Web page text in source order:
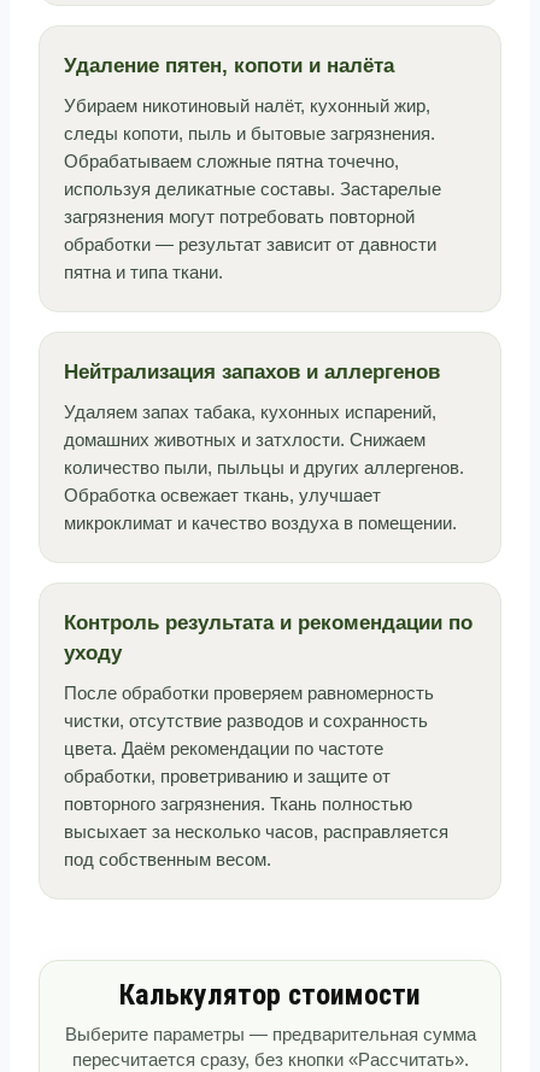
Удаление пятен, копоти и налёта
Убираем никотиновый налёт, кухонный жир,
следы копоти, пыль и бытовые загрязнения.
Обрабатываем сложные пятна точечно,
используя деликатные составы. Застарелые
загрязнения могут потребовать повторной
обработки — результат зависит от давности
пятна и типа ткани.
Нейтрализация запахов и аллергенов
Удаляем запах табака, кухонных испарений,
домашних животных и затхлости. Снижаем
количество пыли, пыльцы и других аллергенов.
Обработка освежает ткань, улучшает
микроклимат и качество воздуха в помещении.
Контроль результата и рекомендации по
уходу
После обработки проверяем равномерность
чистки, отсутствие разводов и сохранность
цвета. Даём рекомендации по частоте
обработки, проветриванию и защите от
повторного загрязнения. Ткань полностью
высыхает за несколько часов, расправляется
под собственным весом.
Калькулятор стоимости
Выберите параметры — предварительная сумма
пересчитается сразу, без кнопки «Рассчитать».